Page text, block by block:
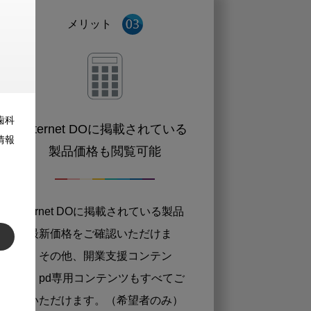
科
報
メリット
Internet DOに掲載されている
製品価格も閲覧可能
Internet DOに掲載されている製品
の最新価格をご確認いただけま
す。その他、開業支援コンテン
ツ、pd専用コンテンツもすべてご
覧いただけます。（希望者のみ）